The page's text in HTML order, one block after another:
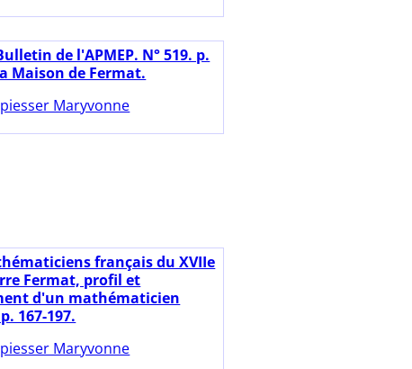
de l'APMEP. N° 519. p.
Maison de Fermat.
Maryvonne
français du XVIIe
Fermat, profil et
d'un mathématicien
167-197.
Maryvonne